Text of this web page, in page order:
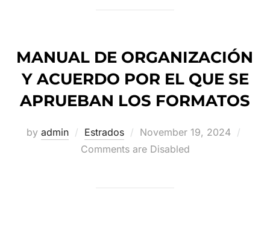
MANUAL DE ORGANIZACIÓN
Y ACUERDO POR EL QUE SE
APRUEBAN LOS FORMATOS
by admin Estrados
Posted
on
November 19, 2024
Comments are Disabled